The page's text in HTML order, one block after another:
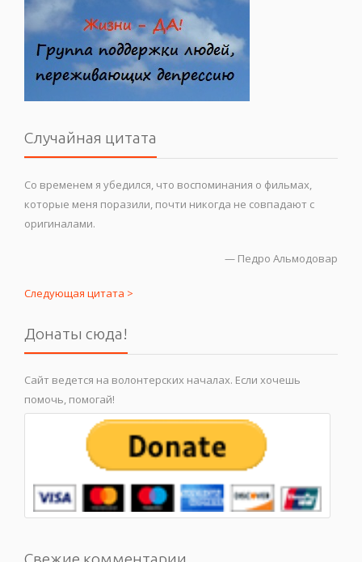
Случайная цитата
Со временем я убедился, что воспоминания о фильмах,
которые меня поразили, почти никогда не совпадают с
оригиналами.
— Педро Альмодовар
Следующая цитата >
Донаты сюда!
Сайт ведется на волонтерских началах. Если хочешь
помочь, помогай!